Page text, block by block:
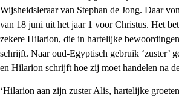
Wijsheidsleraar van Stephan de Jong. Daar
van 18 juni uit het jaar 1 voor Christus. Het
zekere Hilarion, die in hartelijke
schrijft. Naar oud-Egyptisch gebruik ‘zuster’
en Hilarion schrijft hoe zij moet handelen na
‘Hilarion aan zijn zuster Alis, hartelijke